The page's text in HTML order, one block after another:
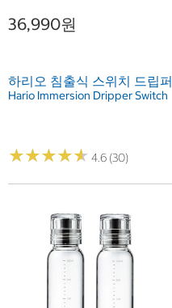
36,990원
하리오 침출식 스위치 드립퍼
Hario Immersion Dripper Switch
★★★★★
★★★★★ 4.6 (30)